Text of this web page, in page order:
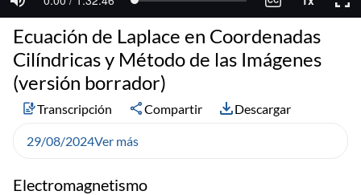
Electromagnetismo
Ecuación de Laplace en Coordenadas
Cilíndricas y Método de las Imágenes
(versión borrador)
Transcripción Compartir Descargar
29/08/2024Ver más